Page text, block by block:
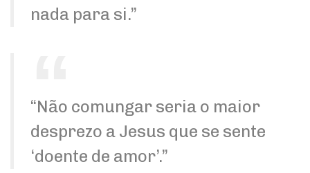
nada para si.”
“Não comungar seria o maior
desprezo a Jesus que se sente
‘doente de amor’.”